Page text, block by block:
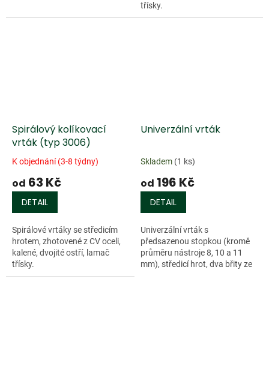
třísky.
Spirálový kolíkovací
vrták (typ 3006)
K objednání (3-8 týdny)
od 63 Kč
DETAIL
Spirálové vrtáky se středicím
hrotem, zhotovené z CV oceli,
kalené, dvojité ostří, lamač
třísky.
Univerzální vrták
Skladem (1 ks)
od 196 Kč
DETAIL
Univerzální vrták s
předsazenou stopkou (kromě
průměru nástroje 8, 10 a 11
mm), středicí hrot, dva břity ze